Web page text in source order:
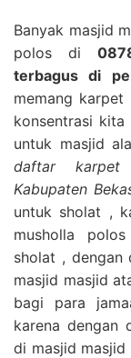
Banyak masjid
polos di
terbagus di
memang
konsentrasi kita
untuk masjid
daftar karpet
Kabupaten
untuk sholat ,
musholla polos
sholat , dengan
masjid masjid
bagi para
karena dengan
di masjid